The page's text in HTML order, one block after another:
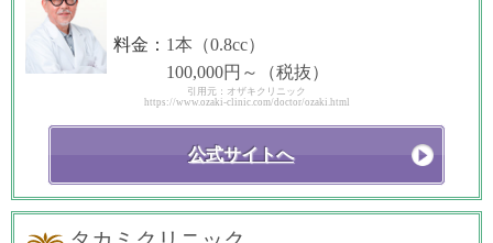
料金： 1本（0.8cc）
100,000円～（税抜）
引用元：オザキクリニック
https://www.ozaki-clinic.com/doctor/ozaki.html
公式サイトへ